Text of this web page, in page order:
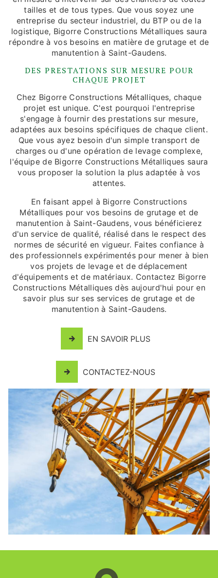
tailles et de tous types. Que vous soyez une
entreprise du secteur industriel, du BTP ou de la
logistique, Bigorre Constructions Métalliques saura
répondre à vos besoins en matière de grutage et de
manutention à Saint-Gaudens.
DES PRESTATIONS SUR MESURE POUR
CHAQUE PROJET
Chez Bigorre Constructions Métalliques, chaque
projet est unique. C'est pourquoi l'entreprise
s'engage à fournir des prestations sur mesure,
adaptées aux besoins spécifiques de chaque client.
Que vous ayez besoin d'un simple transport de
charges ou d'une opération de levage complexe,
l'équipe de Bigorre Constructions Métalliques saura
vous proposer la solution la plus adaptée à vos
attentes.
En faisant appel à Bigorre Constructions
Métalliques pour vos besoins de grutage et de
manutention à Saint-Gaudens, vous bénéficierez
d'un service de qualité, réalisé dans le respect des
normes de sécurité en vigueur. Faites confiance à
des professionnels expérimentés pour mener à bien
vos projets de levage et de déplacement
d'équipements et de matériaux. Contactez Bigorre
Constructions Métalliques dès aujourd'hui pour en
savoir plus sur ses services de grutage et de
manutention à Saint-Gaudens.
EN SAVOIR PLUS
CONTACTEZ-NOUS